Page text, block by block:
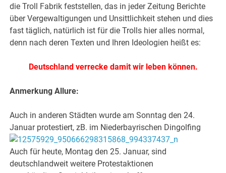
die Troll Fabrik feststellen, das in jeder Zeitung Berichte
über Vergewaltigungen und Unsittlichkeit stehen und dies
fast täglich, natürlich ist für die Trolls hier alles normal,
denn nach deren Texten und Ihren Ideologien heißt es:
Deutschland verrecke damit wir leben können.
Anmerkung Allure:
Auch in anderen Städten wurde am Sonntag den 24.
Januar protestiert, zB. im Niederbayrischen Dingolfing
Auch für heute, Montag den 25. Januar, sind
deutschlandweit weitere Protestaktionen